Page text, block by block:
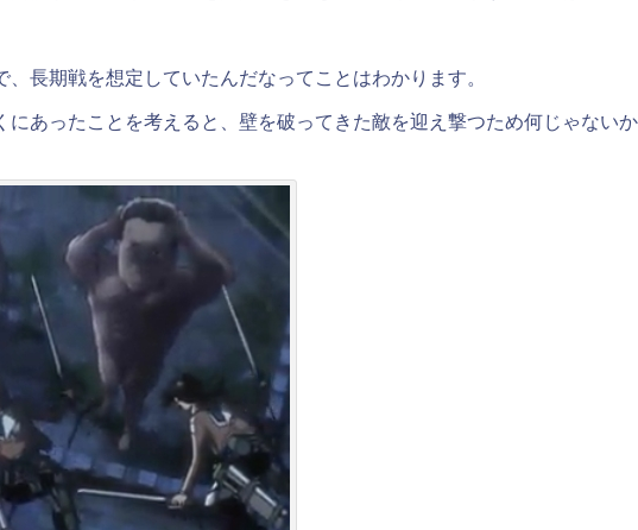
長期戦を想定していたんだなってことはわかります。
あったことを考えると、壁を破ってきた敵を迎え撃つため何じゃないか